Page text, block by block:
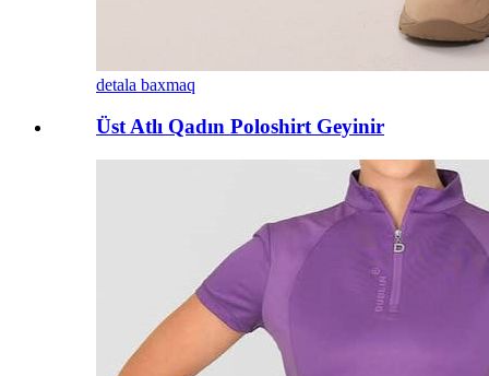
detala baxmaq
Üst Atlı Qadın Poloshirt Geyinir